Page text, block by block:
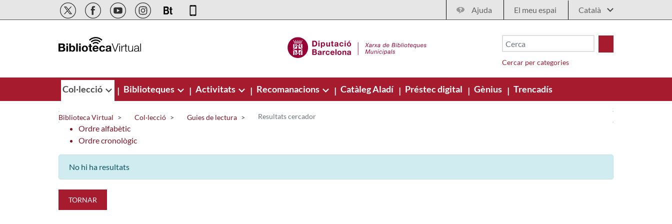
Salta al contingut principal Ajuda El meu espai
Cercar per categories
Col·lecció | Biblioteques | Activitats | Recomanacions | Catàleg Aladí | Préstec digital | Gènius | Trencadís
Biblioteca Virtual Col·lecció Guies de lectura Resultats cercador
Ordre alfabètic
Ordre cronològic
No hi ha resultats
TORNAR